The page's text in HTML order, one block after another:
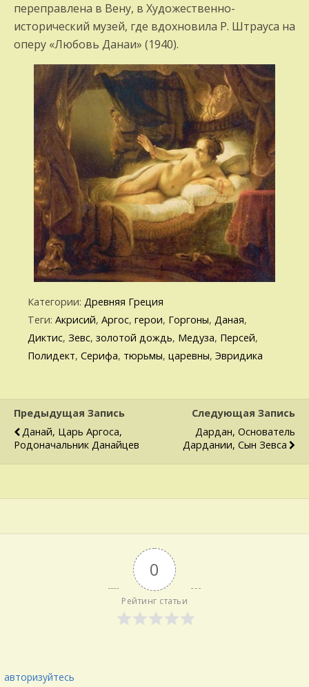
переправлена в Вену, в Художественно-
исторический музей, где вдохновила Р. Штрауса на
оперу «Любовь Данаи» (1940).
Категории: Древняя Греция
Теги: Акрисий, Аргос, герои, Горгоны, Даная,
Диктис, Зевс, золотой дождь, Медуза, Персей,
Полидект, Серифа, тюрьмы, царевны, Эвридика
Предыдущая Запись
Данай, Царь Аргоса,
Родоначальник Данайцев
Следующая Запись
Дардан, Основатель
Дардании, Сын Зевса
0
Рейтинг статьи
авторизуйтесь